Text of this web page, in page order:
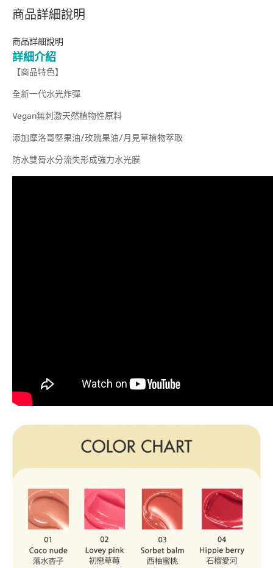
商品詳細說明
商品詳細說明
詳細介紹
【商品特色】
全新一代水光炸彈
Vegan無刺激天然植物性原料
添加摩洛哥堅果油/玫瑰果油/月見草植物萃取
防水雙脣水分流失形成強力水光膜